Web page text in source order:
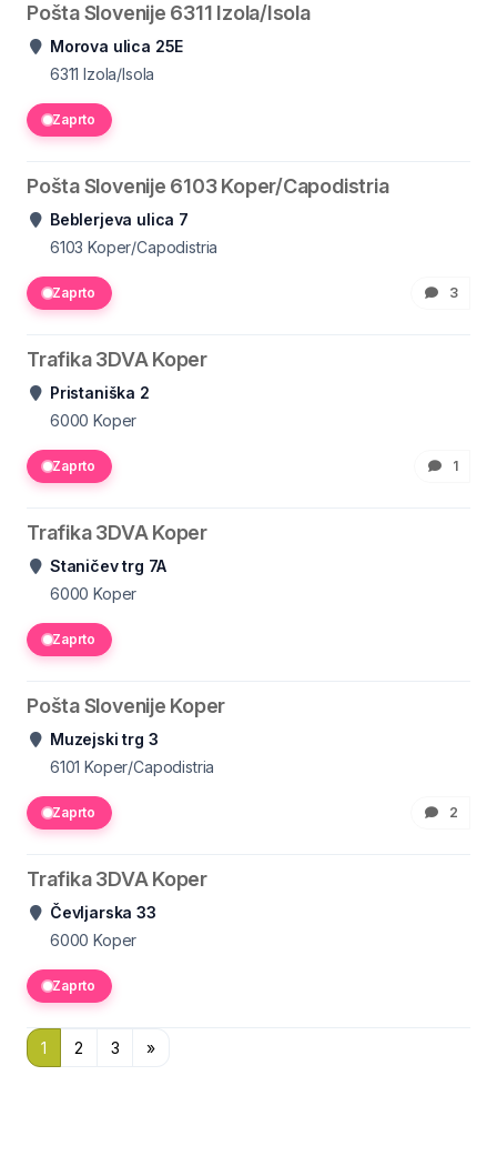
Pošta Slovenije 6311 Izola/Isola
Morova ulica 25E
6311 Izola/Isola
Zaprto
Pošta Slovenije 6103 Koper/Capodistria
Beblerjeva ulica 7
6103 Koper/Capodistria
Zaprto 3
Trafika 3DVA Koper
Pristaniška 2
6000 Koper
Zaprto 1
Trafika 3DVA Koper
Staničev trg 7A
6000 Koper
Zaprto
Pošta Slovenije Koper
Muzejski trg 3
6101 Koper/Capodistria
Zaprto 2
Trafika 3DVA Koper
Čevljarska 33
6000 Koper
Zaprto
1 2 3 »